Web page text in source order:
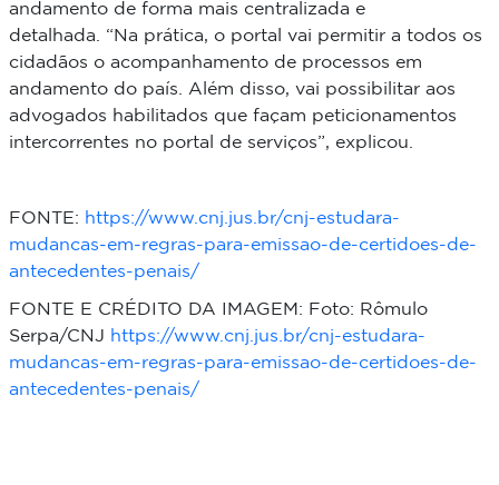
andamento de forma mais centralizada e
detalhada.
“Na prática, o portal vai permitir a todos os
cidadãos o acompanhamento de processos em
andamento do país. Além disso, vai possibilitar aos
advogados habilitados que façam peticionamentos
intercorrentes no portal de serviços”, explicou.
FONTE: https://www.cnj.jus.br/cnj-estudara-
mudancas-em-regras-para-emissao-de-certidoes-de-
antecedentes-penais/
FONTE E CRÉDITO DA IMAGEM: Foto: Rômulo
Serpa/CNJ https://www.cnj.jus.br/cnj-estudara-
mudancas-em-regras-para-emissao-de-certidoes-de-
antecedentes-penais/